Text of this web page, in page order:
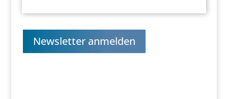
Newsletter anmelden